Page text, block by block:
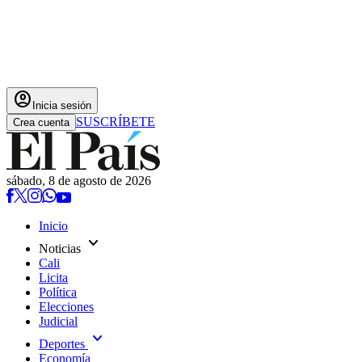
account_circle Inicia sesión
Crea cuenta SUSCRÍBETE
sábado, 8 de agosto de 2026
Inicio
Noticias expand_more
Cali
Licita
Política
Elecciones
Judicial
Deportes expand_more
Economía